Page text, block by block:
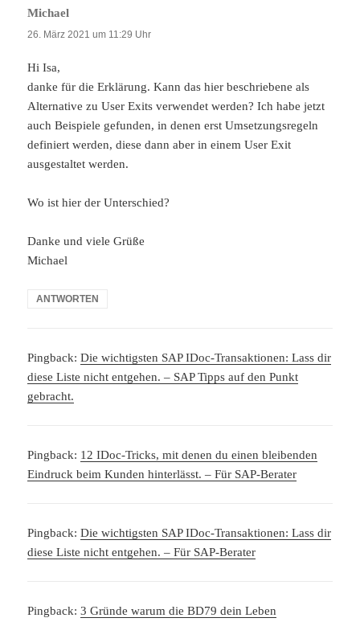
Michael
26. März 2021 um 11:29 Uhr
Hi Isa,
danke für die Erklärung. Kann das hier beschriebene als
Alternative zu User Exits verwendet werden? Ich habe jetzt
auch Beispiele gefunden, in denen erst Umsetzungsregeln
definiert werden, diese dann aber in einem User Exit
ausgestaltet werden.
Wo ist hier der Unterschied?
Danke und viele Grüße
Michael
ANTWORTEN
Pingback:Die wichtigsten SAP IDoc-Transaktionen: Lass dir
diese Liste nicht entgehen. – SAP Tipps auf den Punkt
gebracht.
Pingback: 12 IDoc-Tricks, mit denen du einen bleibenden
Eindruck beim Kunden hinterlässt. – Für SAP-Berater
Pingback:Die wichtigsten SAP IDoc-Transaktionen: Lass dir
diese Liste nicht entgehen. – Für SAP-Berater
Pingback:3 Gründe warum die BD79 dein Leben